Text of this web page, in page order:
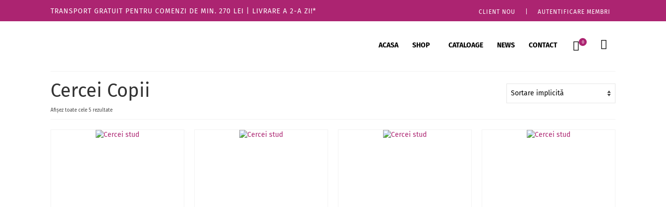
CLIENT NOU AUTENTIFICARE MEMBRI
TRANSPORT GRATUIT PENTRU COMENZI DE MIN. 270 LEI | LIVRARE A 2-A ZI!*
ACASA SHOP CATALOAGE NEWS CONTACT 0
Cercei Copii
Afișez toate cele 5 rezultate